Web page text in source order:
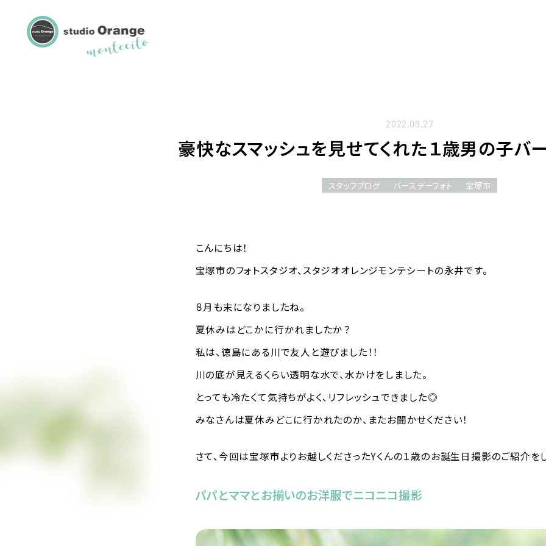
2022.08.27
豪快なスマッシュを見せてくれた１歳男の子バ
スタッフブログ バースデーフォト 宝塚市
こんにちは！
宝塚市のフォトスタジオ、スタジオオレンジモンテシートの永井です。
８月も末になりましたね。
夏休みはどこかに行かれましたか？
私は、徳島にある川で友人と遊びました！！
川の底が見えるくらい透明な水で、水かけをしました。
とっても冷たくて気持ちがよく、リフレッシュできました◎
みなさんは夏休みどこに行かれたのか、またお聞かせください！
さて、今回は宝塚市よりお越しくださったYくんの１歳のお誕生日撮影のご紹介を
パパとママとお揃いのお洋服でニコニコ撮影